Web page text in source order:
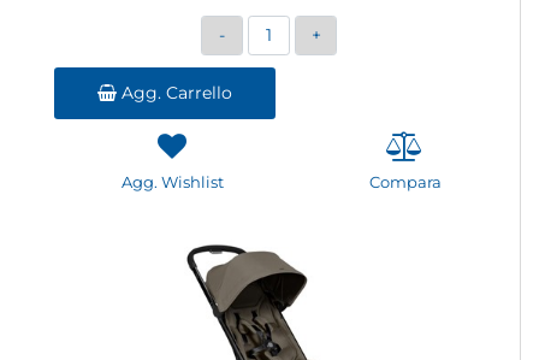
Quantità
Agg. Carrello
Agg. Wishlist Compara